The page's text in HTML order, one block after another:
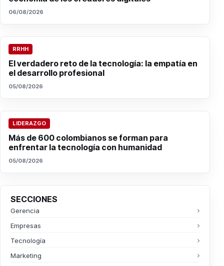
06/08/2026
RRHH
El verdadero reto de la tecnología: la empatía en
el desarrollo profesional
05/08/2026
LIDERAZGO
Más de 600 colombianos se forman para
enfrentar la tecnología con humanidad
05/08/2026
SECCIONES
Gerencia
Empresas
Tecnología
Marketing